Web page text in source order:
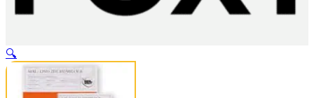
🔍